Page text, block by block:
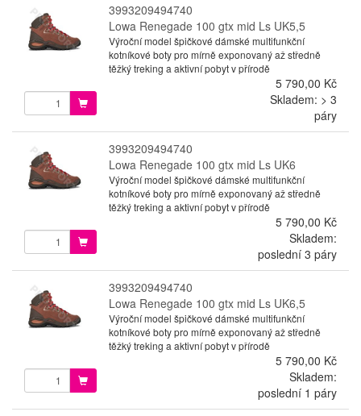
3993209494740
Lowa Renegade 100 gtx mid Ls UK5,5
Výroční model špičkové dámské multifunkční
kotníkové boty pro mírně exponovaný až středně
těžký treking a aktivní pobyt v přírodě
5 790,00 Kč
Skladem: > 3
páry
3993209494740
Lowa Renegade 100 gtx mid Ls UK6
Výroční model špičkové dámské multifunkční
kotníkové boty pro mírně exponovaný až středně
těžký treking a aktivní pobyt v přírodě
5 790,00 Kč
Skladem:
poslední 3 páry
3993209494740
Lowa Renegade 100 gtx mid Ls UK6,5
Výroční model špičkové dámské multifunkční
kotníkové boty pro mírně exponovaný až středně
těžký treking a aktivní pobyt v přírodě
5 790,00 Kč
Skladem:
poslední 1 páry